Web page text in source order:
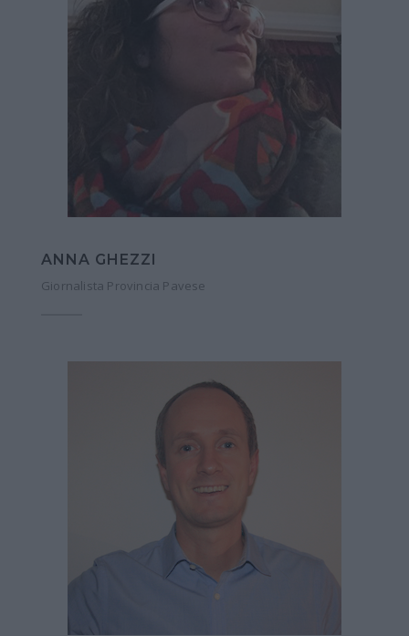
ANNA GHEZZI
Giornalista Provincia Pavese